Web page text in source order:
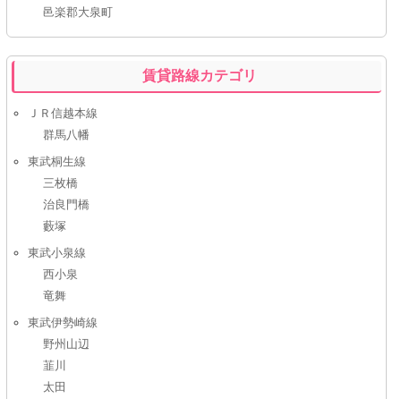
邑楽郡大泉町
賃貸路線カテゴリ
ＪＲ信越本線
群馬八幡
東武桐生線
三枚橋
治良門橋
藪塚
東武小泉線
西小泉
竜舞
東武伊勢崎線
野州山辺
韮川
太田